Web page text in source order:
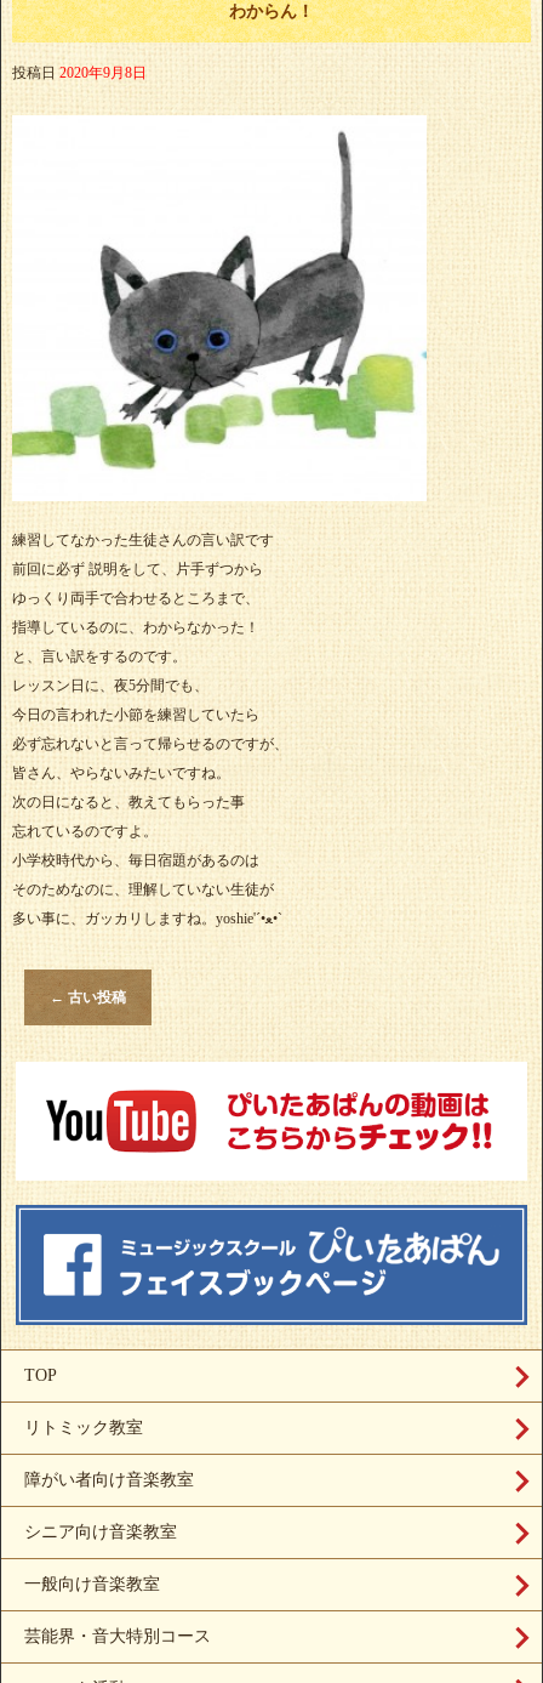
わからん！
投稿日 2020年9月8日
練習してなかった生徒さんの言い訳です
前回に必ず 説明をして、片手ずつから
ゆっくり両手で合わせるところまで、
指導しているのに、わからなかった！
と、言い訳をするのです。
レッスン日に、夜5分間でも、
今日の言われた小節を練習していたら
必ず忘れないと言って帰らせるのですが、
皆さん、やらないみたいですね。
次の日になると、教えてもらった事
忘れているのですよ。
小学校時代から、毎日宿題があるのは
そのためなのに、理解していない生徒が
多い事に、ガッカリしますね。yoshie'‎´•ﻌ•`
← 古い投稿
TOP
リトミック教室
障がい者向け音楽教室
シニア向け音楽教室
一般向け音楽教室
芸能界・音大特別コース